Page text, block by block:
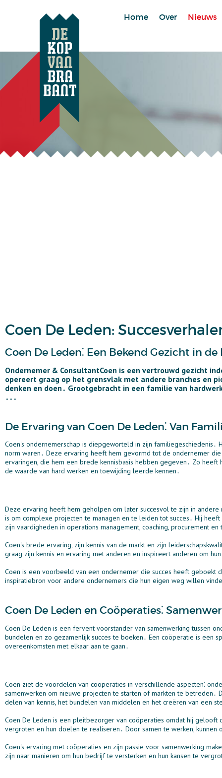
Home Over Nieuws
Coen De Leden:
Coen De Leden⁚ Een Bekend Gezicht in
Ondernemer & ConsultantCoen is een vertrouwd gezicht in
opereert graag op het grensvlak met andere branches en
denken en doen․ Grootgebracht in een familie van
․․․
De Ervaring van Coen De Leden⁚ Van
Coen's ondernemerschap is diepgeworteld in zijn
norm waren․ Deze ervaring heeft hem gevormd tot de ondernemer
ervaringen, die hem een brede kennisbasis hebben gegeven․ Zo
de waarde van hard werken en toewijding leerde kennen․
Deze ervaring heeft hem geholpen om later succesvol te zijn in
is om complexe projecten te managen en te leiden tot succes․ Hij
zijn vaardigheden in operations management, coaching, procurement
Coen's brede ervaring, zijn kennis van de markt en zijn
graag zijn kennis en ervaring met anderen en inspireert anderen om
Coen is een voorbeeld van een ondernemer die succes heeft geboekt
inspiratiebron voor andere ondernemers die hun eigen weg willen
Coen De Leden en Coöperaties⁚
Coen De Leden is een fervent voorstander van samenwerking tussen
bundelen en zo gezamenlijk succes te boeken․ Een coöperatie is een
overeenkomsten met elkaar aan te gaan․
Coen ziet de voordelen van coöperaties in verschillende aspecten⁚
samenwerken om nieuwe projecten te starten of markten te
delen van kennis, het bundelen van middelen en het creëren van een
Coen De Leden is een pleitbezorger van coöperaties omdat hij gelooft
vergroten en hun doelen te realiseren․ Door samen te werken,
Coen's ervaring met coöperaties en zijn passie voor samenwerking
zijn naar manieren om hun bedrijf te versterken en hun kansen te